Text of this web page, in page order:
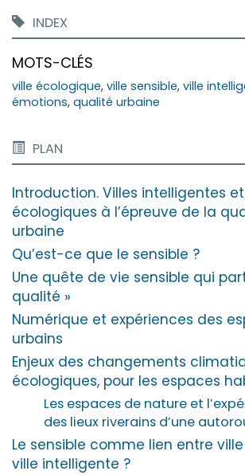
INDEX
MOTS-CLÉS
ville écologique, ville sensible, ville
émotions, qualité urbaine
PLAN
Introduction. Villes intelligentes
écologiques à l’épreuve de la
urbaine
Qu’est-ce que le sensible ?
Une quête de vie sensible qui
qualité »
Numérique et expériences des
urbains
Enjeux des changements
écologiques, pour les espaces
Les espaces de nature et
des lieux riverains d’une
Le sensible comme lien entre
ville intelligente ?